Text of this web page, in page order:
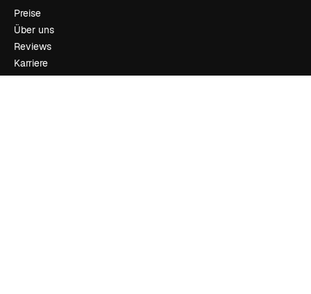
Preise
Über uns
Reviews
Karriere
Suchtrends